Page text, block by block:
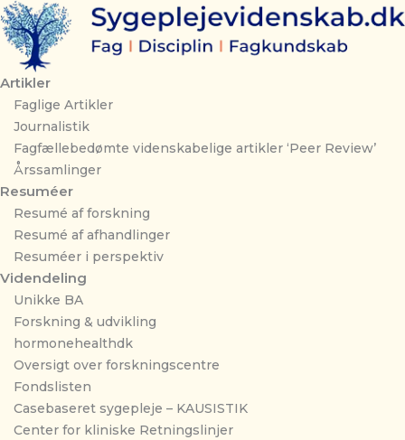
Gå
til
indholdet
Artikler
Faglige Artikler
Journalistik
Fagfællebedømte videnskabelige artikler ‘Peer Review’
Årssamlinger
Resuméer
Resumé af forskning
Resumé af afhandlinger
Resuméer i perspektiv
Videndeling
Unikke BA
Forskning & udvikling
hormonehealthdk
Oversigt over forskningscentre
Fondslisten
Casebaseret sygepleje – KAUSISTIK
Center for kliniske Retningslinjer